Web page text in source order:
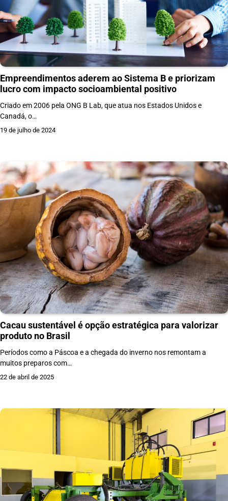
Empreendimentos aderem ao Sistema B e priorizam
lucro com impacto socioambiental positivo
Criado em 2006 pela ONG B Lab, que atua nos Estados Unidos e
Canadá, o…
19 de julho de 2024
Cacau sustentável é opção estratégica para valorizar
produto no Brasil
Períodos como a Páscoa e a chegada do inverno nos remontam a
muitos preparos com…
22 de abril de 2025